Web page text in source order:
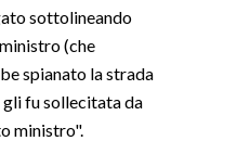
sottolineando
(che
spianato la strada
fu sollecitata da
ministro".